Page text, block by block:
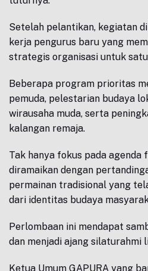
Setelah pelantikan, kegiatan
kerja pengurus baru yang
strategis organisasi untuk
Beberapa program prioritas
pemuda, pelestarian budaya
wirausaha muda, serta
kalangan remaja.
Tak hanya fokus pada agenda
diramaikan dengan
permainan tradisional yang
dari identitas budaya
Perlombaan ini mendapat
dan menjadi ajang silaturahmi
Ketua Umum GAPURA yang